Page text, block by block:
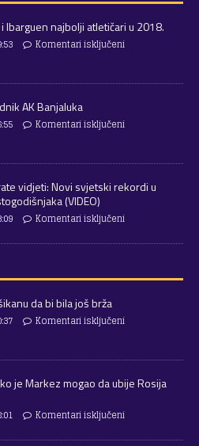
i Ibarguen najbolji atletičari u 2018.
Komentari isključeni
AK Banjaluka
Komentari isključeni
vidjeti: Novi svjetski rekordi u
(VIDEO)
Komentari isključeni
da bi bila još brža
Komentari isključeni
je Markez mogao da ubije Rosija
Komentari isključeni